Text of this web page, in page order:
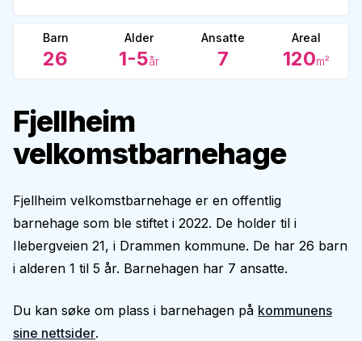
Barn
26
Alder
1-5år
Ansatte
7
Areal
120m²
Fjellheim
velkomstbarnehage
Fjellheim velkomstbarnehage er en offentlig
barnehage som ble stiftet i 2022. De holder til i
Ilebergveien 21, i Drammen kommune. De har 26 barn
i alderen 1 til 5 år. Barnehagen har 7 ansatte.
Du kan søke om plass i barnehagen på kommunens
sine nettsider.